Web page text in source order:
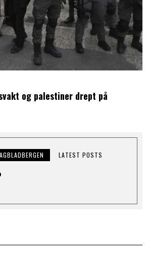
og palestiner drept på
LATEST POSTS